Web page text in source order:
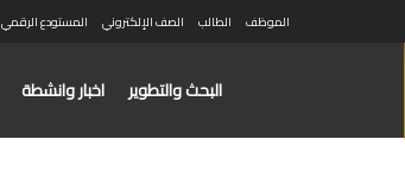
الموظف الطالب الصف الإلكتروني المستودع الرقمي
البحث والتطوير اخبار وانشطة